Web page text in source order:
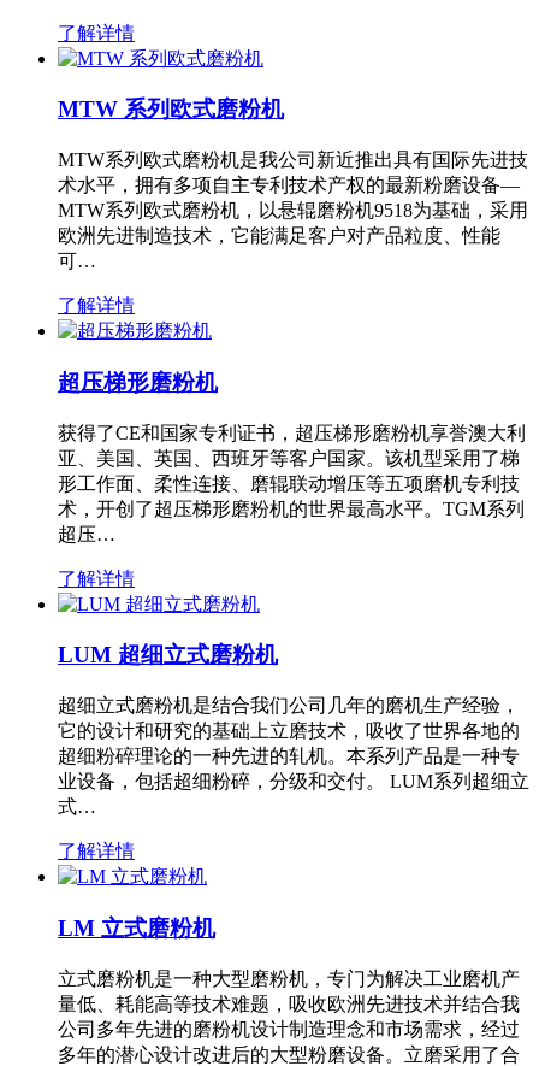
了解详情
MTW 系列欧式磨粉机
MTW系列欧式磨粉机是我公司新近推出具有国际先进技
术水平，拥有多项自主专利技术产权的最新粉磨设备—
MTW系列欧式磨粉机，以悬辊磨粉机9518为基础，采用
欧洲先进制造技术，它能满足客户对产品粒度、性能
可…
了解详情
超压梯形磨粉机
获得了CE和国家专利证书，超压梯形磨粉机享誉澳大利
亚、美国、英国、西班牙等客户国家。该机型采用了梯
形工作面、柔性连接、磨辊联动增压等五项磨机专利技
术，开创了超压梯形磨粉机的世界最高水平。TGM系列
超压…
了解详情
LUM 超细立式磨粉机
超细立式磨粉机是结合我们公司几年的磨机生产经验，
它的设计和研究的基础上立磨技术，吸收了世界各地的
超细粉碎理论的一种先进的轧机。本系列产品是一种专
业设备，包括超细粉碎，分级和交付。 LUM系列超细立
式…
了解详情
LM 立式磨粉机
立式磨粉机是一种大型磨粉机，专门为解决工业磨机产
量低、耗能高等技术难题，吸收欧洲先进技术并结合我
公司多年先进的磨粉机设计制造理念和市场需求，经过
多年的潜心设计改进后的大型粉磨设备。立磨采用了合